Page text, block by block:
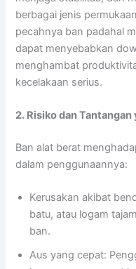
berbagai jenis
pecahnya ban padahal
dapat menyebabkan
menghambat
kecelakaan serius.
2. Risiko dan
Ban alat berat
dalam penggunaannya:
Kerusakan akibat
batu, atau logam
ban.
Aus yang cepat: